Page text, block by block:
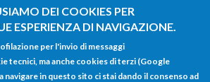
DEI COOKIES PER
ESPERIENZA DI NAVIGAZIONE.
per l'invio di messaggi
tecnici, ma anche cookies di terzi (Google
in questo sito ci stai dando il consenso ad